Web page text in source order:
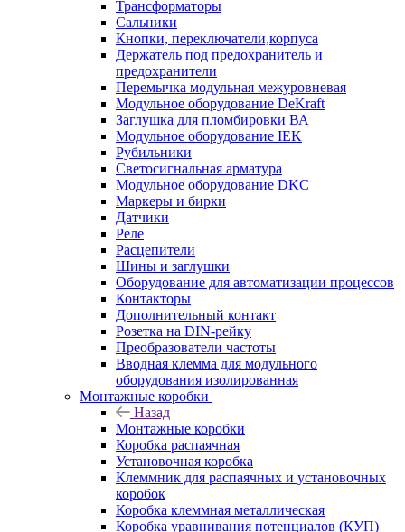
Трансформаторы
Сальники
Кнопки, переключатели,корпуса
Держатель под предохранитель и
предохранители
Перемычка модульная межуровневая
Модульное оборудование DeKraft
Заглушка для пломбировки ВА
Модульное оборудование IEK
Рубильники
Светосигнальная арматура
Модульное оборудование DKC
Маркеры и бирки
Датчики
Реле
Расцепители
Шины и заглушки
Оборудование для автоматизации процессов
Контакторы
Дополнительный контакт
Розетка на DIN-рейку
Преобразователи частоты
Вводная клемма для модульного
оборудования изолированная
Монтажные коробки
Назад
Монтажные коробки
Коробка распаячная
Установочная коробка
Клеммник для распаячных и установочных
коробок
Коробка клеммная металлическая
Коробка уравнивания потенциалов (КУП)